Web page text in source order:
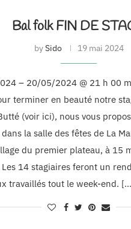
Bal folk FIN DE
bySido 19 mai 2024
– 20/05/2024 @ 21 h 00
terminer en beauté notre
(voir ici), nous vous
la salle des fêtes de La
du premier plateau, à 15
14 stagiaires feront un
travaillés tout le week-end.